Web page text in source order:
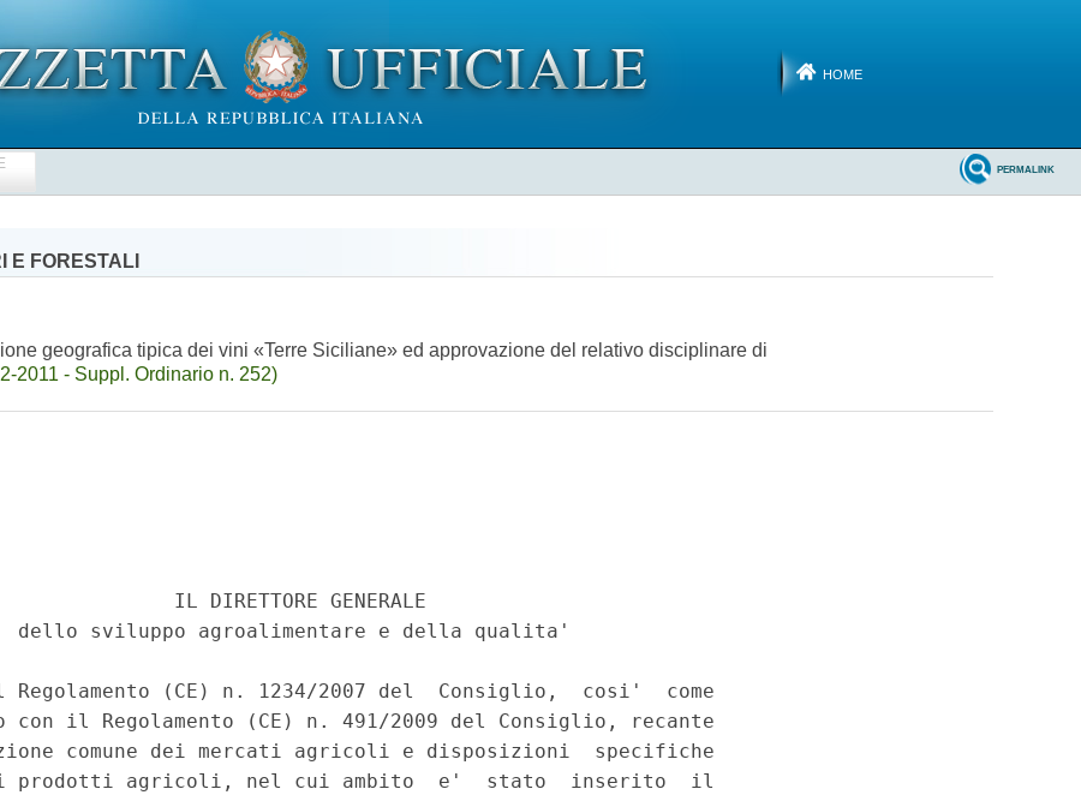
HOME
PERMALINK
E FORESTALI
geografica tipica dei vini «Terre Siciliane» ed approvazione del relativo disciplinare di
2011 - Suppl. Ordinario n. 252)